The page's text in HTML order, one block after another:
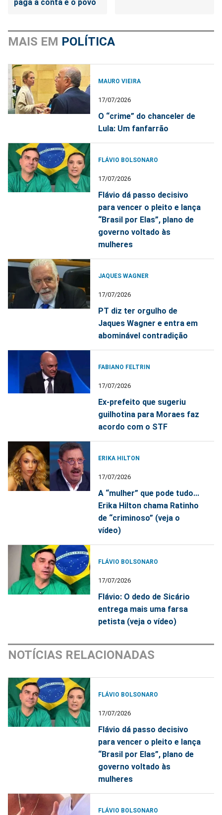
paga a conta é o povo
MAIS EM POLÍTICA
MAURO VIEIRA
17/07/2026
O “crime” do chanceler de
Lula: Um fanfarrão
FLÁVIO BOLSONARO
17/07/2026
Flávio dá passo decisivo
para vencer o pleito e lança
“Brasil por Elas”, plano de
governo voltado às
mulheres
JAQUES WAGNER
17/07/2026
PT diz ter orgulho de
Jaques Wagner e entra em
abominável contradição
FABIANO FELTRIN
17/07/2026
Ex-prefeito que sugeriu
guilhotina para Moraes faz
acordo com o STF
ERIKA HILTON
17/07/2026
A “mulher” que pode tudo...
Erika Hilton chama Ratinho
de “criminoso” (veja o
vídeo)
FLÁVIO BOLSONARO
17/07/2026
Flávio: O dedo de Sicário
entrega mais uma farsa
petista (veja o vídeo)
NOTÍCIAS RELACIONADAS
FLÁVIO BOLSONARO
17/07/2026
Flávio dá passo decisivo
para vencer o pleito e lança
“Brasil por Elas”, plano de
governo voltado às
mulheres
FLÁVIO BOLSONARO